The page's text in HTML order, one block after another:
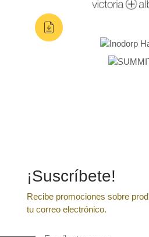
¡Suscríbete!
Recibe promociones sobre
tu correo electrónico.